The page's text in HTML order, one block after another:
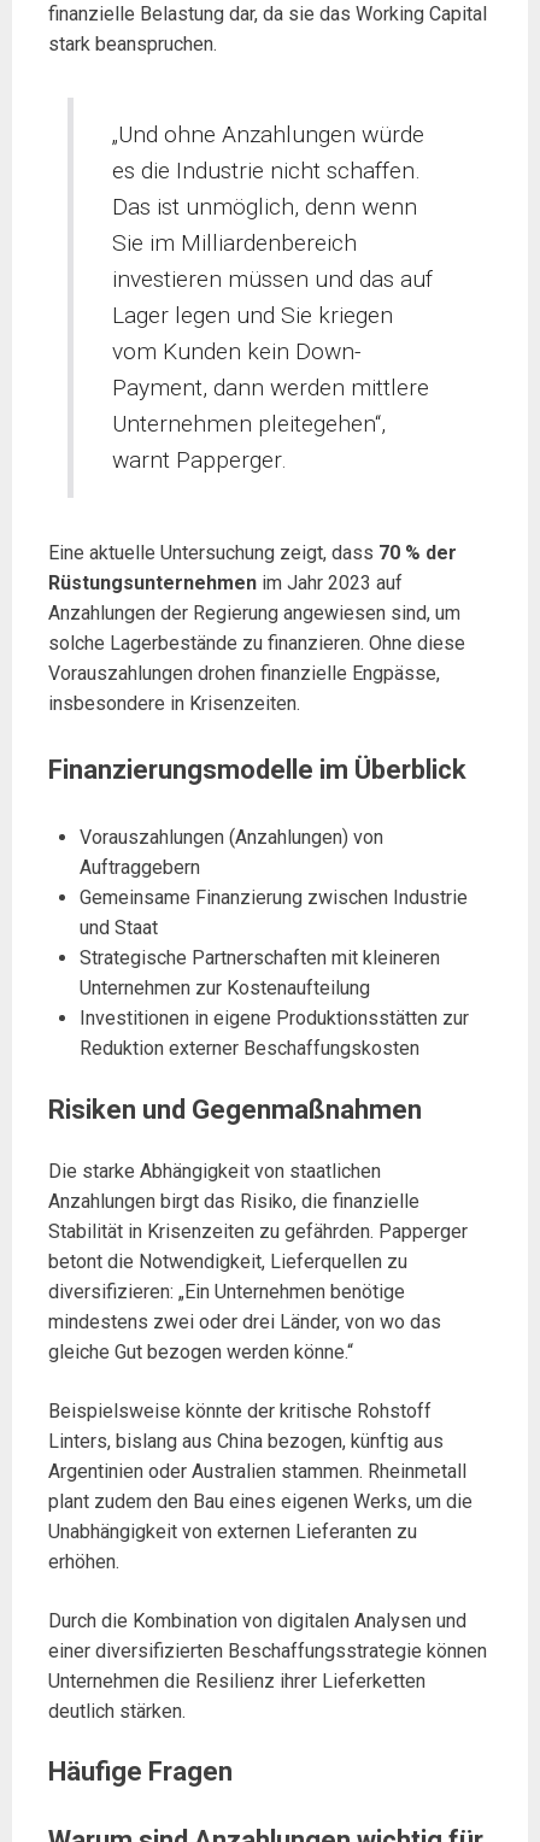
finanzielle Belastung dar, da sie das Working Capital
stark beanspruchen.
„Und ohne Anzahlungen würde
es die Industrie nicht schaffen.
Das ist unmöglich, denn wenn
Sie im Milliardenbereich
investieren müssen und das auf
Lager legen und Sie kriegen
vom Kunden kein Down-
Payment, dann werden mittlere
Unternehmen pleitegehen“,
warnt Papperger.
Eine aktuelle Untersuchung zeigt, dass 70 % der
Rüstungsunternehmen im Jahr 2023 auf
Anzahlungen der Regierung angewiesen sind, um
solche Lagerbestände zu finanzieren. Ohne diese
Vorauszahlungen drohen finanzielle Engpässe,
insbesondere in Krisenzeiten.
Finanzierungsmodelle im Überblick
Vorauszahlungen (Anzahlungen) von
Auftraggebern
Gemeinsame Finanzierung zwischen Industrie
und Staat
Strategische Partnerschaften mit kleineren
Unternehmen zur Kostenaufteilung
Investitionen in eigene Produktionsstätten zur
Reduktion externer Beschaffungskosten
Risiken und Gegenmaßnahmen
Die starke Abhängigkeit von staatlichen
Anzahlungen birgt das Risiko, die finanzielle
Stabilität in Krisenzeiten zu gefährden. Papperger
betont die Notwendigkeit, Lieferquellen zu
diversifizieren: „Ein Unternehmen benötige
mindestens zwei oder drei Länder, von wo das
gleiche Gut bezogen werden könne.“
Beispielsweise könnte der kritische Rohstoff
Linters, bislang aus China bezogen, künftig aus
Argentinien oder Australien stammen. Rheinmetall
plant zudem den Bau eines eigenen Werks, um die
Unabhängigkeit von externen Lieferanten zu
erhöhen.
Durch die Kombination von digitalen Analysen und
einer diversifizierten Beschaffungsstrategie können
Unternehmen die Resilienz ihrer Lieferketten
deutlich stärken.
Häufige Fragen